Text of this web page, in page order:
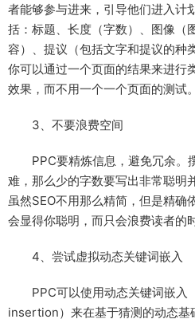
者能够参与进来，引导他们进入计
括：标题、长度（字数）、图像（
容）、提议（包括文字和提议的种
你可以通过一个页面的结果来进行
效果，而不用一个一个页面的测试。
3、不要浪费空间
PPC要精炼信息，避免冗余。
难，那么少的字数要写出非常聪明
虽然SEO不用那么精简，但是精确
会显得你聪明，而只会浪费读者的
4、尝试虚拟动态关键词嵌入
PPC可以使用动态关键词嵌入
insertion）来在基于猜测的动态基